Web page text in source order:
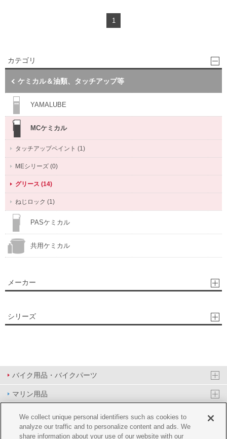
1
カテゴリ
ケミカル＆油類、タッチアップ等
YAMALUBE
MCケミカル
タッチアップペイント (1)
MEシリーズ (0)
グリース (14)
ねじロック (1)
PASケミカル
共用ケミカル
メーカー
シリーズ
バイク用品・バイクパーツ
マリン用品
PAS/YPJ用品
その他用品
We collect unique personal identifiers such as cookies to
analyze our traffic and to personalize content and ads. We
share information about your use of our website with our